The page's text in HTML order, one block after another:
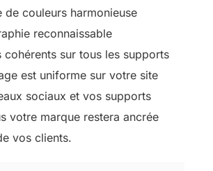
de couleurs harmonieuse
reconnaissable
cohérents sur tous les supports
est uniforme sur votre site
sociaux et vos supports
votre marque restera ancrée
vos clients.